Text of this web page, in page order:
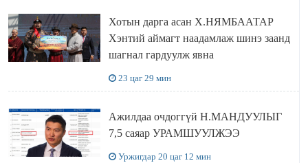
Хотын дарга асан Х.НЯМБААТАР
Хэнтий аймагт наадамлаж шинэ заанд
шагнал гардуулж явна
23 цаг 29 мин
Ажилдаа очдоггүй Н.МАНДУУЛЫГ
7,5 саяар УРАМШУУЛЖЭЭ
Уржигдар 20 цаг 12 мин